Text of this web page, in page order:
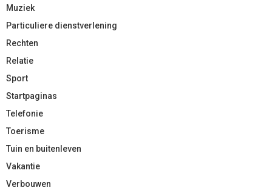
Muziek
Particuliere dienstverlening
Rechten
Relatie
Sport
Startpaginas
Telefonie
Toerisme
Tuin en buitenleven
Vakantie
Verbouwen